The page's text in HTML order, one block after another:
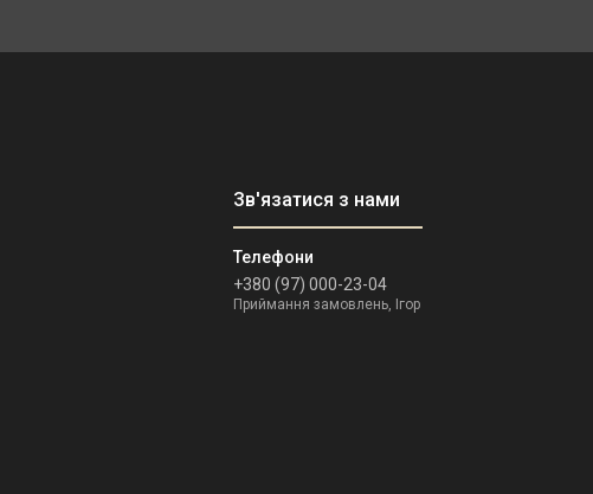
+380 (97) 000-23-04
Приймання замовлень, Ігор